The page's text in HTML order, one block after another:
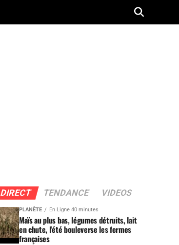
DIRECT TENDANCE VIDEOS
PLANÈTE En Ligne 40 minutes
Maïs au plus bas, légumes détruits, lait
en chute, l’été bouleverse les fermes
françaises